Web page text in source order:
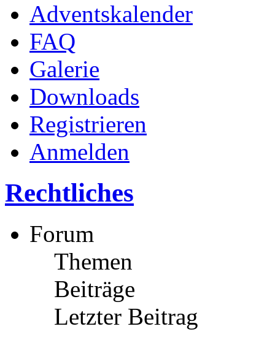
Adventskalender
FAQ
Galerie
Downloads
Registrieren
Anmelden
Rechtliches
Forum
Themen
Beiträge
Letzter Beitrag